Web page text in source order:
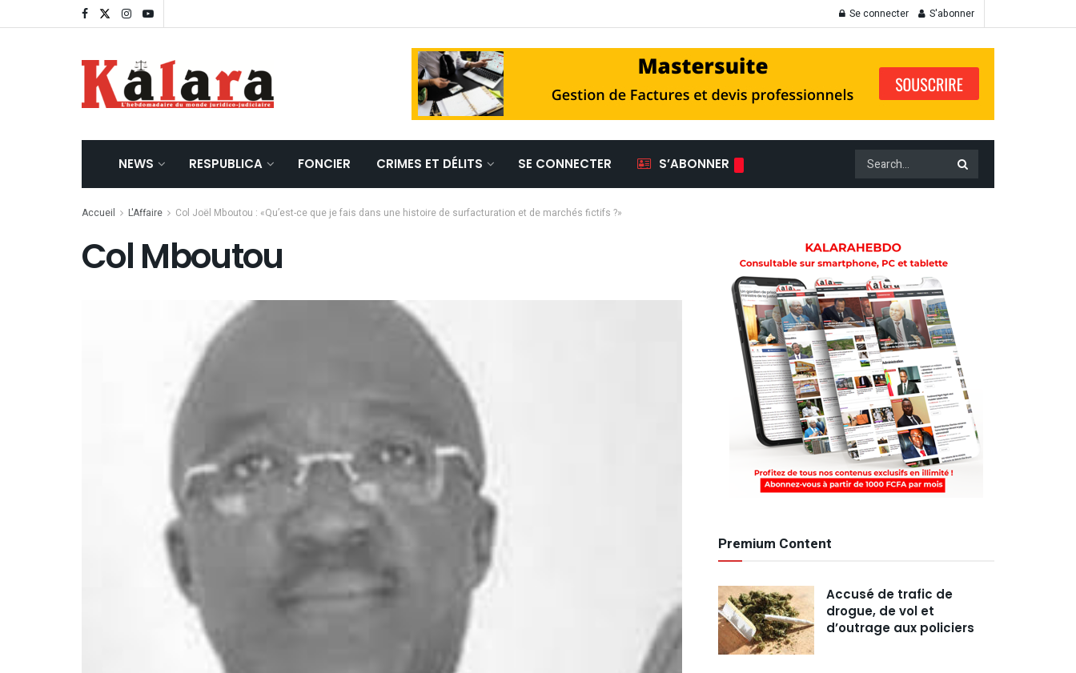
Se connecter S'abonner
NEWS RESPUBLICA FONCIER CRIMES ET DÉLITS SE CONNECTER S’ABONNER
Accueil L'Affaire Col Joël Mboutou : «Qu’est-ce que je fais dans une histoire de surfacturation et de marchés fictifs ?»
Col Mboutou
Premium Content
Accusé de trafic de
drogue, de vol et
d’outrage aux policiers